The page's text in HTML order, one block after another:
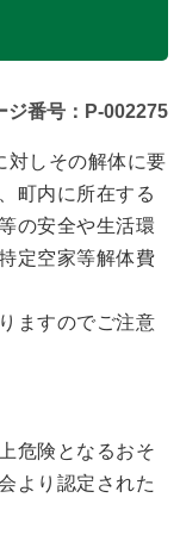
ジ番号：P-002275
対しその解体に要
町内に所在する
の安全や生活環
定空家等解体費
ますのでご注意
危険となるおそ
より認定された